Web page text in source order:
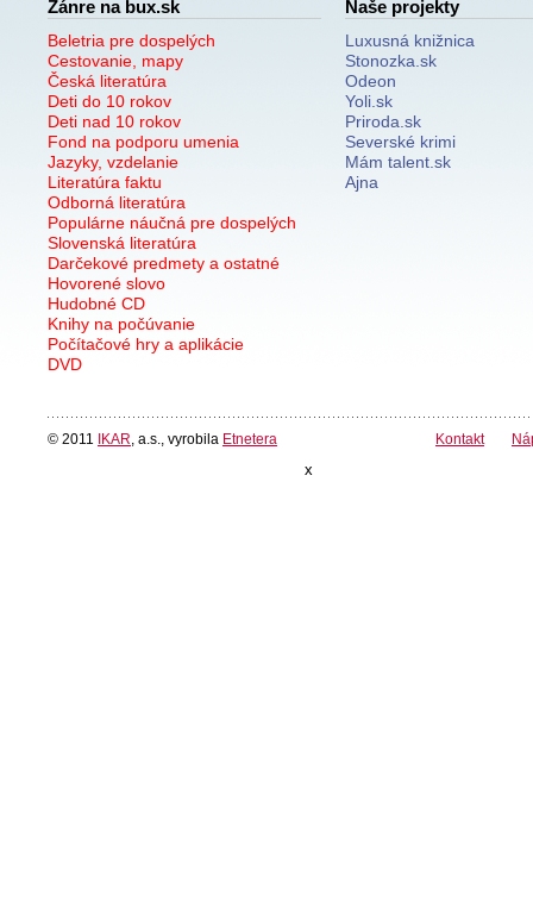
Žánre na bux.sk
Beletria pre dospelých
Cestovanie, mapy
Česká literatúra
Deti do 10 rokov
Deti nad 10 rokov
Fond na podporu umenia
Jazyky, vzdelanie
Literatúra faktu
Odborná literatúra
Populárne náučná pre dospelých
Slovenská literatúra
Darčekové predmety a ostatné
Hovorené slovo
Hudobné CD
Knihy na počúvanie
Počítačové hry a aplikácie
DVD
Naše projekty
Luxusná knižnica
Stonozka.sk
Odeon
Yoli.sk
Priroda.sk
Severské krimi
Mám talent.sk
Ajna
© 2011 IKAR , a.s., vyrobila Etnetera Kontakt
x